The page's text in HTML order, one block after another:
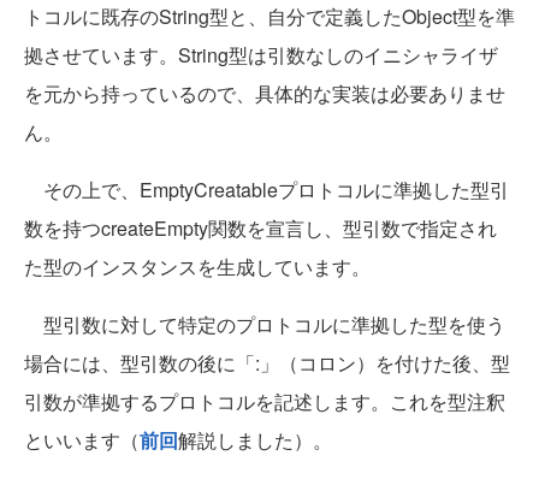
トコルに既存のString型と、自分で定義したObject型を準
拠させています。String型は引数なしのイニシャライザ
を元から持っているので、具体的な実装は必要ありませ
ん。
その上で、EmptyCreatableプロトコルに準拠した型引
数を持つcreateEmpty関数を宣言し、型引数で指定され
た型のインスタンスを生成しています。
型引数に対して特定のプロトコルに準拠した型を使う
場合には、型引数の後に「:」（コロン）を付けた後、型
引数が準拠するプロトコルを記述します。これを型注釈
といいます（前回解説しました）。